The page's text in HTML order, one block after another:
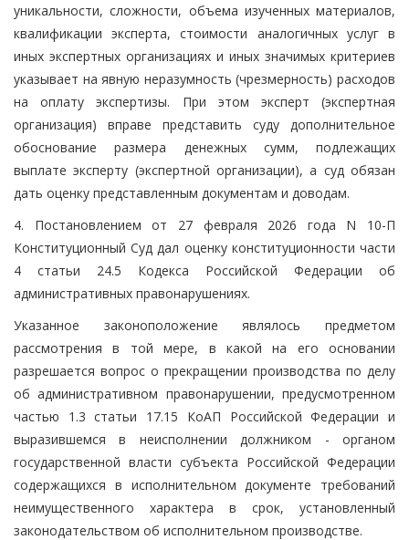
уникальности, сложности, объема изученных материалов,
квалификации эксперта, стоимости аналогичных услуг в
иных экспертных организациях и иных значимых критериев
указывает на явную неразумность (чрезмерность) расходов
на оплату экспертизы. При этом эксперт (экспертная
организация) вправе представить суду дополнительное
обоснование размера денежных сумм, подлежащих
выплате эксперту (экспертной организации), а суд обязан
дать оценку представленным документам и доводам.
4. Постановлением от 27 февраля 2026 года N 10-П
Конституционный Суд дал оценку конституционности части
4 статьи 24.5 Кодекса Российской Федерации об
административных правонарушениях.
Указанное законоположение являлось предметом
рассмотрения в той мере, в какой на его основании
разрешается вопрос о прекращении производства по делу
об административном правонарушении, предусмотренном
частью 1.3 статьи 17.15 КоАП Российской Федерации и
выразившемся в неисполнении должником - органом
государственной власти субъекта Российской Федерации
содержащихся в исполнительном документе требований
неимущественного характера в срок, установленный
законодательством об исполнительном производстве.